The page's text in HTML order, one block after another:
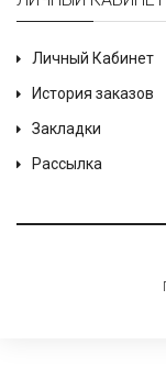
Личный Кабинет
История заказов
Закладки
Рассылка